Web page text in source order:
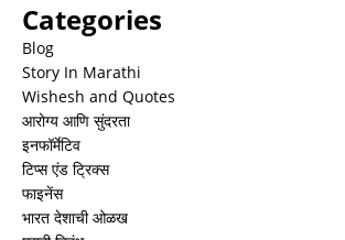
Categories
Blog
Story In Marathi
Wishesh and Quotes
आरोग्य आणि सुंदरता
इनफॉर्मेटिव
टिप्स एंड ट्रिक्स
फाइनेंस
भारत देशाची ओळख